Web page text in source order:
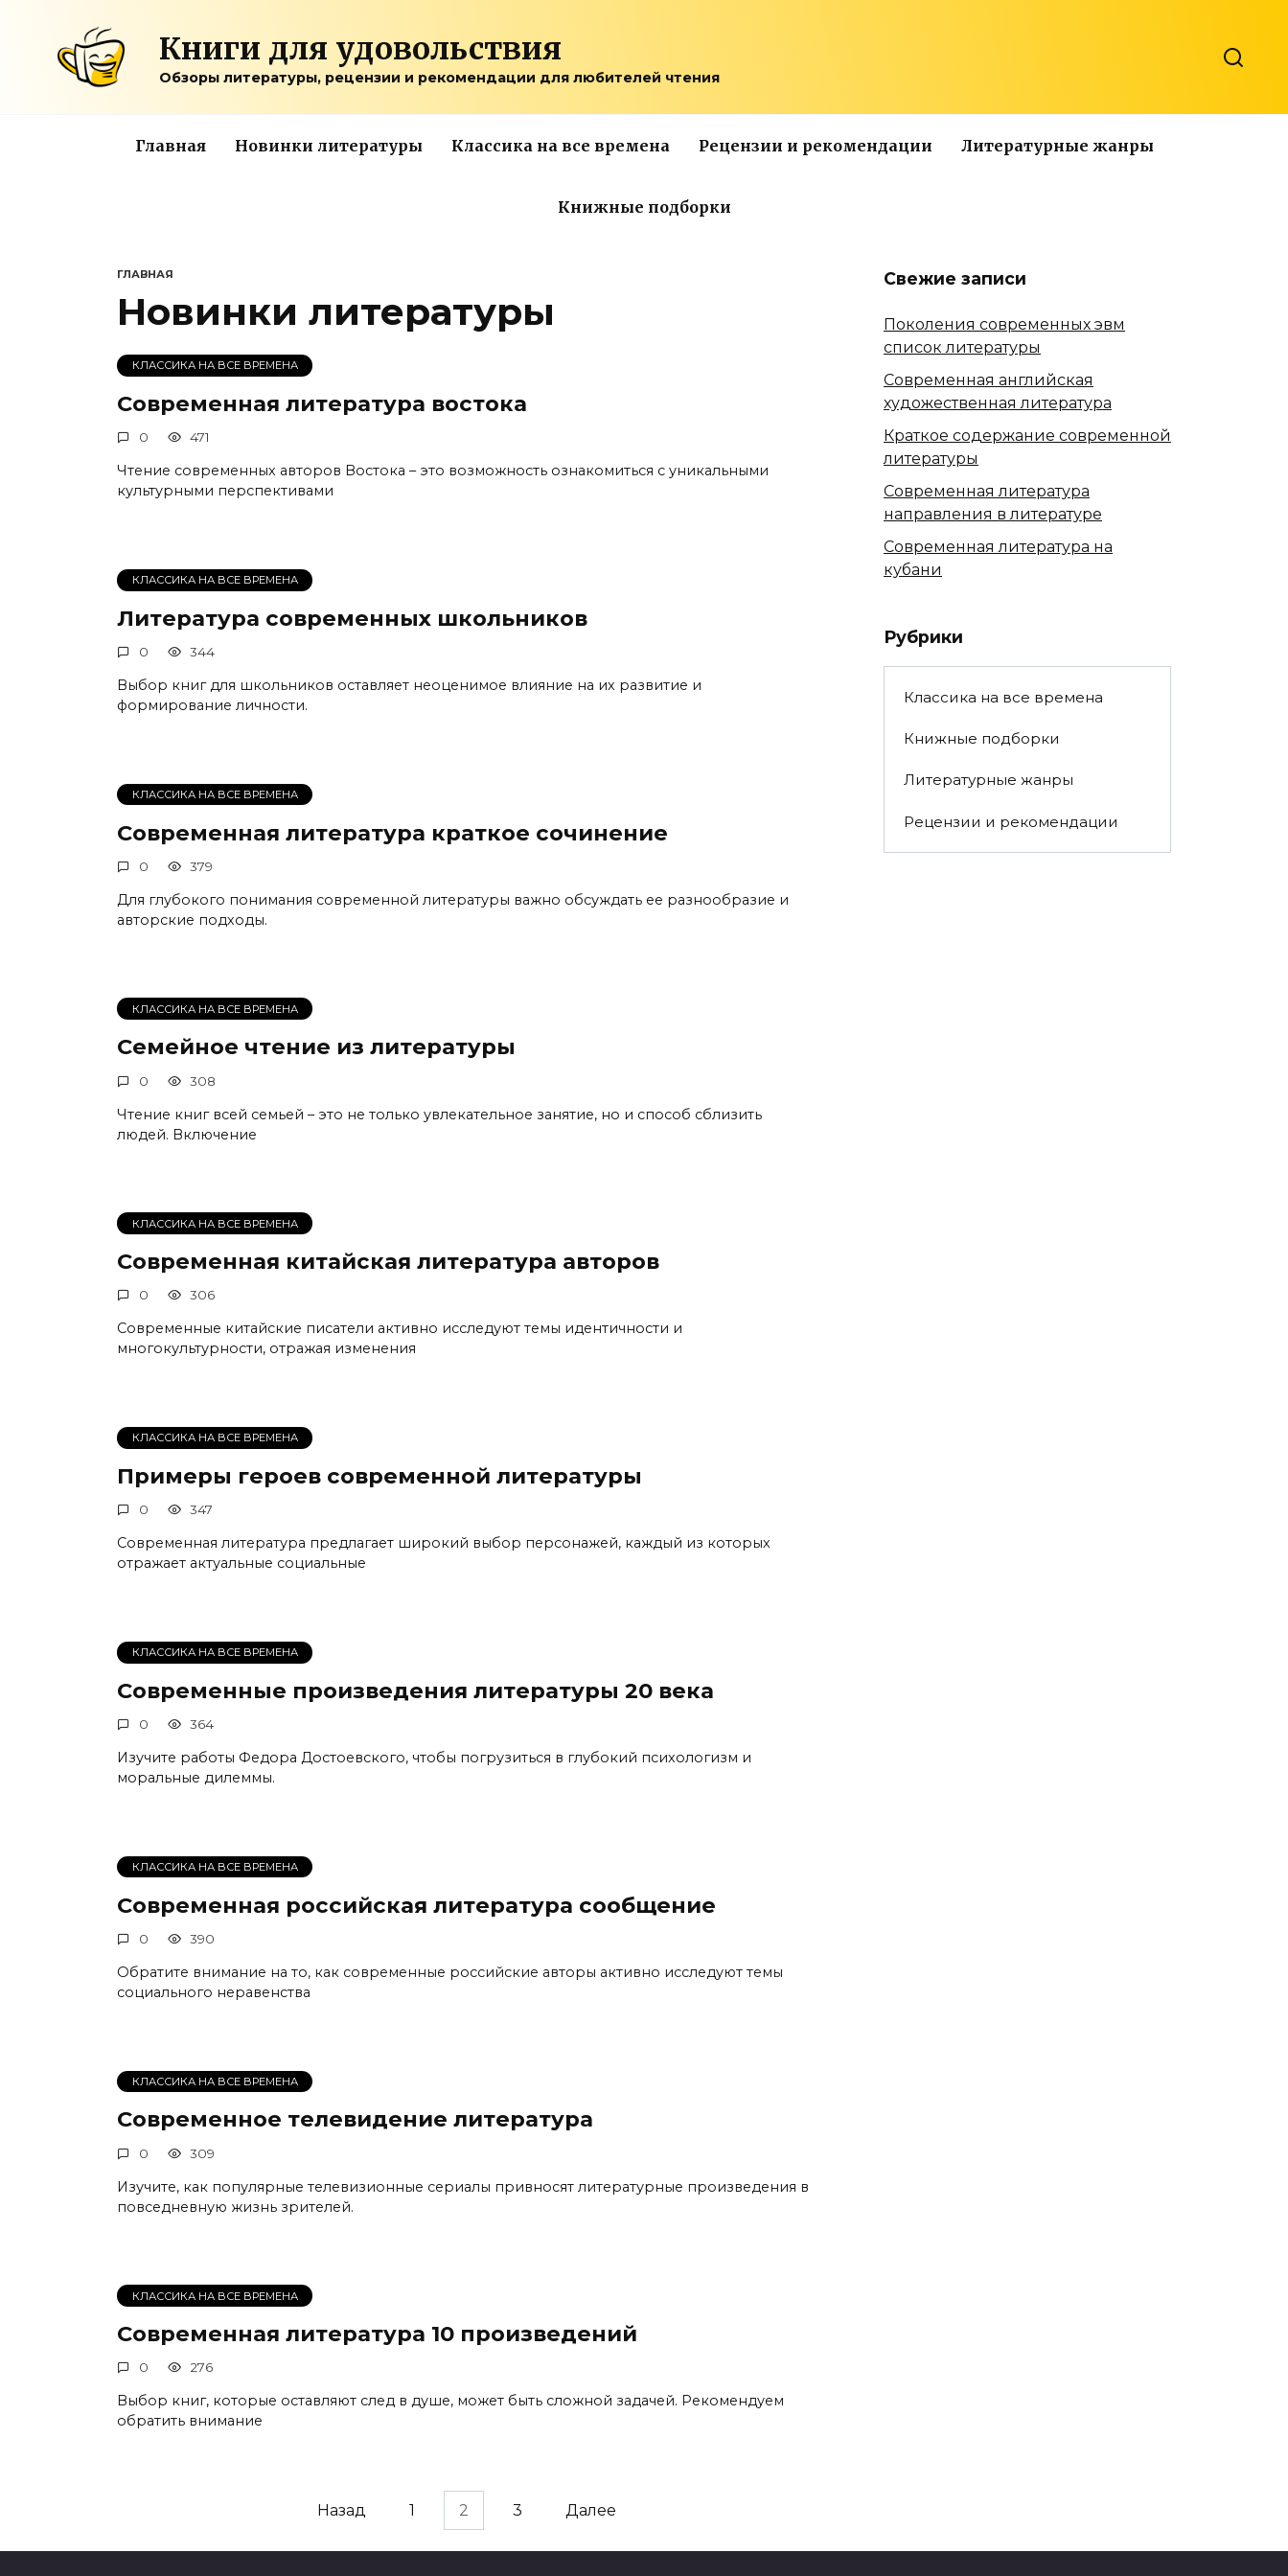
содержанию
Книги для удовольствия
Обзоры литературы, рецензии и рекомендации для любителей чтения
Главная Новинки литературы Классика на все времена Рецензии и рекомендации Литературные жанры
Книжные подборки
ГЛАВНАЯ
Новинки литературы
КЛАССИКА НА ВСЕ ВРЕМЕНА
Современная литература востока
0 471
Чтение современных авторов Востока – это возможность ознакомиться с уникальными
культурными перспективами
КЛАССИКА НА ВСЕ ВРЕМЕНА
Литература современных школьников
0 344
Выбор книг для школьников оставляет неоценимое влияние на их развитие и
формирование личности.
КЛАССИКА НА ВСЕ ВРЕМЕНА
Современная литература краткое сочинение
0 379
Для глубокого понимания современной литературы важно обсуждать ее разнообразие и
авторские подходы.
КЛАССИКА НА ВСЕ ВРЕМЕНА
Семейное чтение из литературы
0 308
Чтение книг всей семьей – это не только увлекательное занятие, но и способ сблизить
людей. Включение
КЛАССИКА НА ВСЕ ВРЕМЕНА
Современная китайская литература авторов
0 306
Современные китайские писатели активно исследуют темы идентичности и
многокультурности, отражая изменения
КЛАССИКА НА ВСЕ ВРЕМЕНА
Примеры героев современной литературы
0 347
Современная литература предлагает широкий выбор персонажей, каждый из которых
отражает актуальные социальные
КЛАССИКА НА ВСЕ ВРЕМЕНА
Современные произведения литературы 20 века
0 364
Изучите работы Федора Достоевского, чтобы погрузиться в глубокий психологизм и
моральные дилеммы.
КЛАССИКА НА ВСЕ ВРЕМЕНА
Современная российская литература сообщение
0 390
Обратите внимание на то, как современные российские авторы активно исследуют темы
социального неравенства
КЛАССИКА НА ВСЕ ВРЕМЕНА
Современное телевидение литература
0 309
Изучите, как популярные телевизионные сериалы привносят литературные произведения в
повседневную жизнь зрителей.
КЛАССИКА НА ВСЕ ВРЕМЕНА
Современная литература 10 произведений
0 276
Выбор книг, которые оставляют след в душе, может быть сложной задачей. Рекомендуем
обратить внимание
Назад 1 2 3 Далее
Свежие записи
Поколения современных эвм
список литературы
Современная английская
художественная литература
Краткое содержание современной
литературы
Современная литература
направления в литературе
Современная литература на
кубани
Рубрики
Классика на все времена
Книжные подборки
Литературные жанры
Рецензии и рекомендации